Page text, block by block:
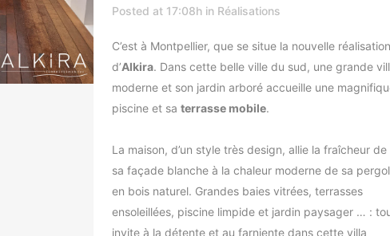
Posted at 17:08hin Réalisations
C’est à Montpellier, que se situe la nouvelle réalisation
d’Alkira. Dans cette belle ville du sud, une grande
moderne et son jardin arboré accueille une
piscine et sa terrasse mobile.
La maison, d’un style très design, allie la fraîcheur de
sa façade blanche à la chaleur moderne de sa
en bois naturel. Grandes baies vitrées, terrasses
ensoleillées, piscine limpide et jardin paysager … :
invite à la détente et au farniente dans cette villa